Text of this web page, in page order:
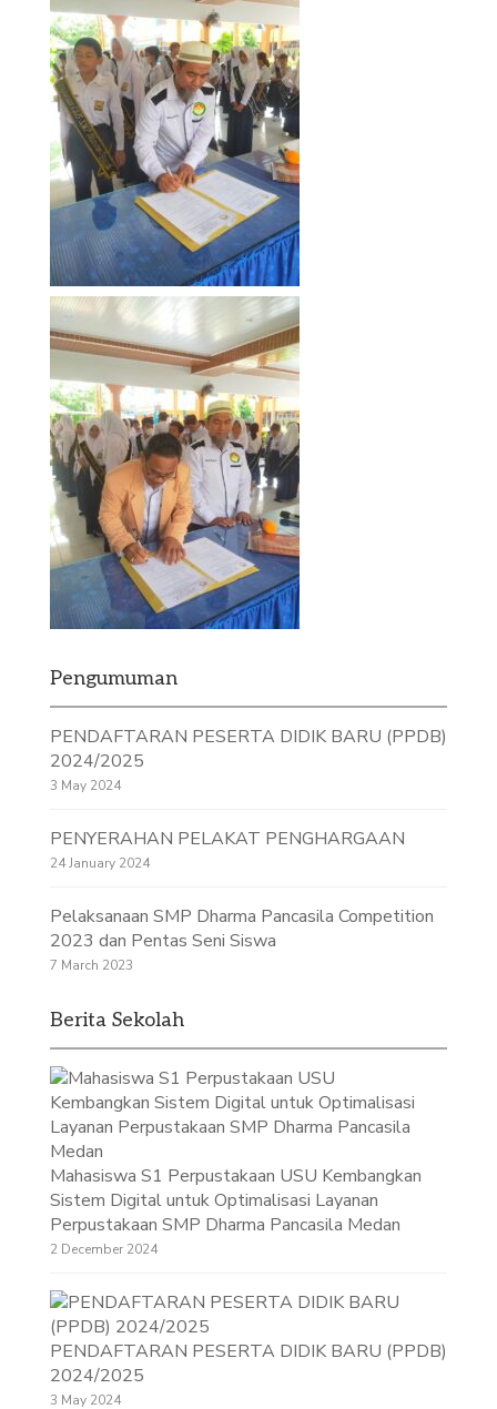
Pengumuman
PENDAFTARAN PESERTA DIDIK BARU (PPDB)
2024/2025
3 May 2024
PENYERAHAN PELAKAT PENGHARGAAN
24 January 2024
Pelaksanaan SMP Dharma Pancasila Competition
2023 dan Pentas Seni Siswa
7 March 2023
Berita Sekolah
Mahasiswa S1 Perpustakaan USU Kembangkan
Sistem Digital untuk Optimalisasi Layanan
Perpustakaan SMP Dharma Pancasila Medan
2 December 2024
PENDAFTARAN PESERTA DIDIK BARU (PPDB)
2024/2025
3 May 2024